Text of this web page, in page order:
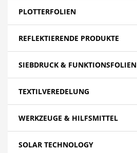
PLOTTERFOLIEN
REFLEKTIERENDE PRODUKTE
SIEBDRUCK & FUNKTIONSFOLIEN
TEXTILVEREDELUNG
WERKZEUGE & HILFSMITTEL
SOLAR TECHNOLOGY